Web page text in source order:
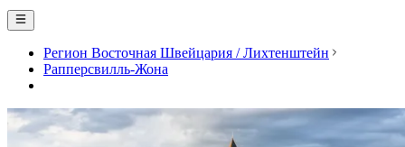
Регион Восточная Швейцария / Лихтенштейн
Рапперсвилль-Жона